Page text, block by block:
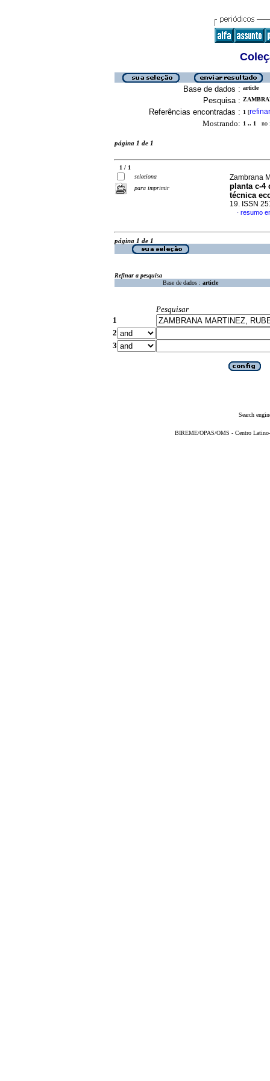
Base de dados : article
Pesquisa :
Referências encontradas : 1 [refinar
Mostrando: 1 .. 1 no
página 1 de 1
1 / 1
seleciona
para imprimir
Zambrana
planta c-4
técnica
19. ISSN
· resumo
página 1 de 1
Refinar a pesquisa
Base de dados : article
Pesquisar
1
2
3
Search
BIREME/OPAS/OMS - Centro Latino-